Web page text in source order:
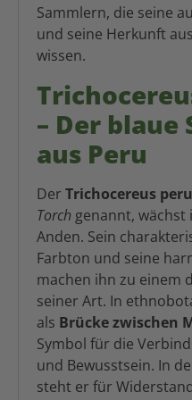
Sammlern, die seine
und seine Herkunft
wissen.
– Der
aus Peru
Der Trichocereus
Torch genannt, wächst
Anden. Sein
Farbton und seine
machen ihn zu einem
seiner Art. In
als Brücke zwischen
Symbol für die
und Bewusstsein. In
steht er für